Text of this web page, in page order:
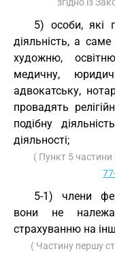
5) особи, які
діяльність, а саме
художню,
медичну,
адвокатську,
провадять
подібну
діяльності;
( Пункт 5 частини
5-1) члени
вони не
страхуванню на
( Частину першу